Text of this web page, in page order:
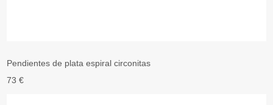
Pendientes de plata espiral circonitas
73 €